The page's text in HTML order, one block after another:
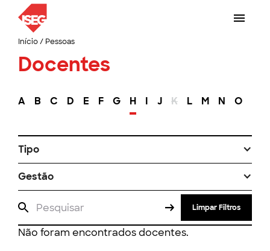
Início/ Pessoas
Docentes
A B C D E F G H I J K L M N O
Tipo
Gestão
Limpar Filtros
Não foram encontrados docentes.